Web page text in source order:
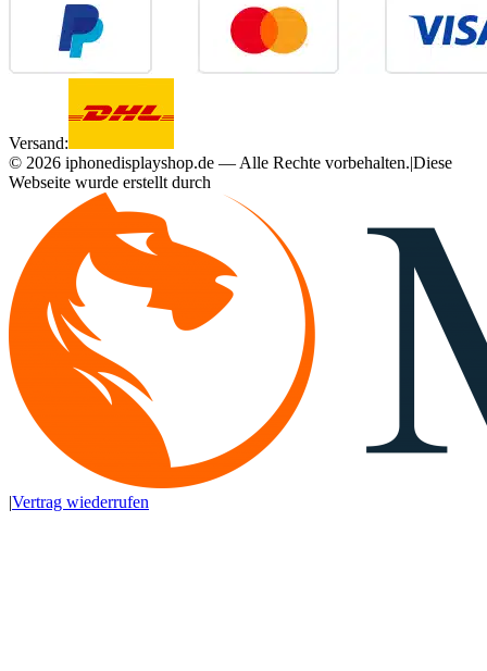
Versand:
© 2026 iphonedisplayshop.de — Alle Rechte vorbehalten.|Diese
Webseite wurde erstellt durch
|Vertrag wiederrufen